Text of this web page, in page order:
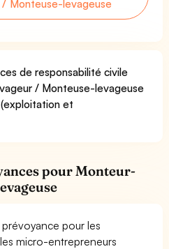
Monteuse-levageuse
de responsabilité civile
/ Monteuse-levageuse
et
pour Monteur-
pour les
micro-entrepreneurs